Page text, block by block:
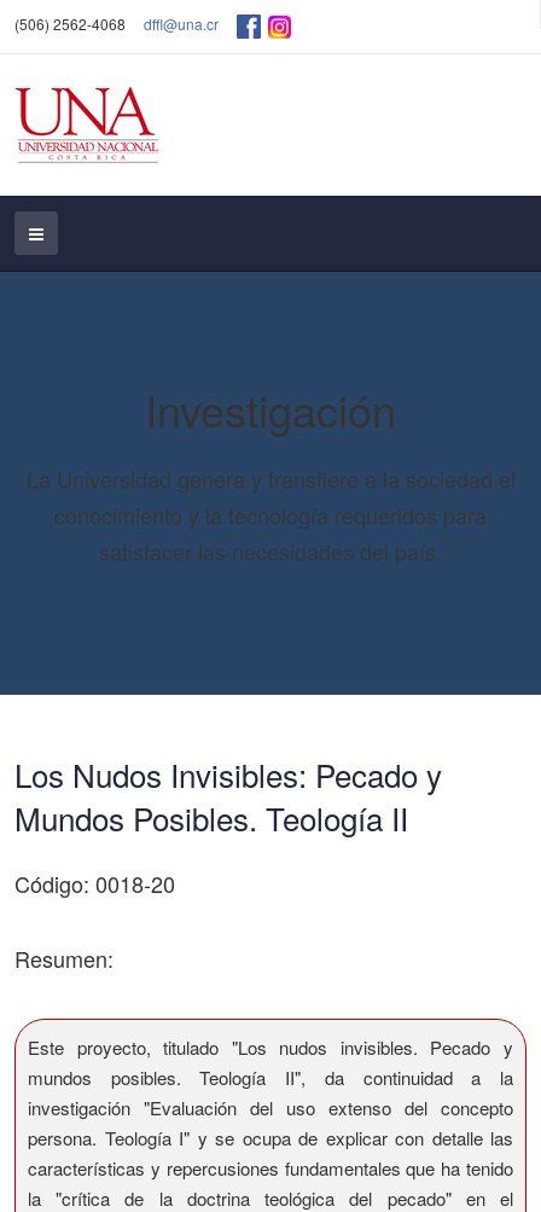
(506) 2562-4068 dffl@una.cr
Investigación
La Universidad genera y transfiere a la sociedad el
conocimiento y la tecnología requeridos para
satisfacer las necesidades del país.
Los Nudos Invisibles: Pecado y
Mundos Posibles. Teología II
Código: 0018-20
Resumen:
Este proyecto, titulado "Los nudos invisibles. Pecado y
mundos posibles. Teología II", da continuidad a la
investigación "Evaluación del uso extenso del concepto
persona. Teología I" y se ocupa de explicar con detalle las
características y repercusiones fundamentales que ha tenido
la "crítica de la doctrina teológica del pecado" en el